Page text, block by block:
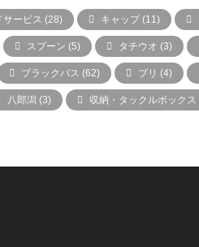
サービス (28) キャップ (11)
スプーン (5) タチウオ (3)
ブラックバス (62) ブリ (4)
八郎潟 (3) 収納・タックルボックス